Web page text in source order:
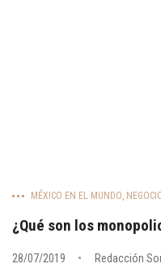
MÉXICO EN EL MUNDO,
¿Qué son los
28/07/2019 Redacción